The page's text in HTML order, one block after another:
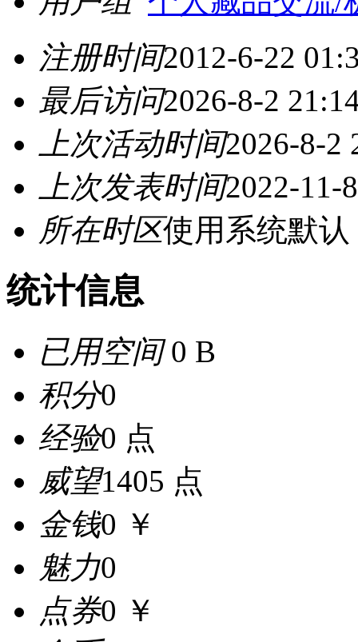
注册时间2012-6-22
最后访问2026-8-2
上次活动时间2026-8-2
上次发表时间2022-11-
所在时区使用系统默认
统计信息
已用空间0 B
积分0
经验0 点
威望1405 点
金钱0 ￥
魅力0
点券0 ￥